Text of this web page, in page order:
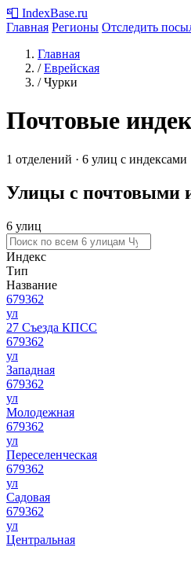
📮 IndexBase.ru
Главная Регионы Отследить
Главная
/ Еврейская
/ Чурки
Почтовые
1 отделений · 6 улиц с индексами
Улицы с почтовыми
6 улиц
Индекс
Тип
Название
679362
ул
27 Съезда КПСС
679362
ул
Западная
679362
ул
Молодежная
679362
ул
Переселенческая
679362
ул
Садовая
679362
ул
Центральная